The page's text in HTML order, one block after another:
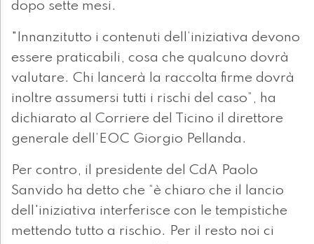
dopo sette mesi.
"Innanzitutto i contenuti dell’iniziativa devono
essere praticabili, cosa che qualcuno dovrà
valutare. Chi lancerà la raccolta firme dovrà
inoltre assumersi tutti i rischi del caso”, ha
dichiarato al Corriere del Ticino il direttore
generale dell’EOC Giorgio Pellanda.
Per contro, il presidente del CdA Paolo
Sanvido ha detto che “è chiaro che il lancio
dell'iniziativa interferisce con le tempistiche
mettendo tutto a rischio. Per il resto noi ci